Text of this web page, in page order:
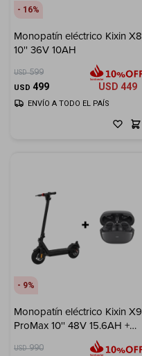
16
Monopatín eléctrico Kixin X8
10'' 36V 10AH
USD 599
USD 499 USD 449
ENVÍO A TODO EL PAÍS
9
Monopatín eléctrico Kixin X9
ProMax 10'' 48V 15.6AH +
Buds Havit de regalo
USD 990
Movilidad